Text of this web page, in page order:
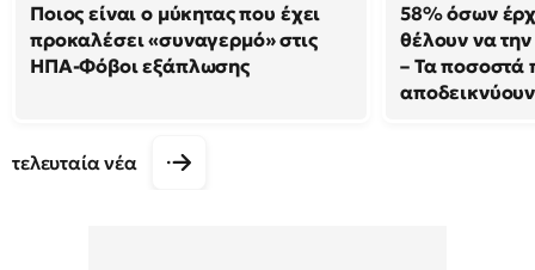
Ποιος είναι ο μύκητας που έχει
προκαλέσει «συναγερμό» στις
ΗΠΑ-Φόβοι εξάπλωσης
58% όσων
θέλουν να
– Τα ποσοστά
αποδεικνύουν
τελευταία νέα